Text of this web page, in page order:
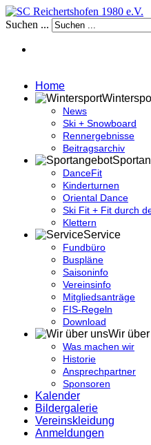
Suchen ...
Home
News
Ski + Snowboard
Rennergebnisse
Beitragsarchiv
DanceFit
Kinderturnen
Oriental Dance
Ski Fit + Fit durch
Klettern
Service
Fundbüro
Buspläne
Saisoninfo
Vereinsinfo
Mitgliedsanträge
FIS-Regeln
Download
Wir
Was machen wir
Historie
Ansprechpartner
Sponsoren
Kalender
Bildergalerie
Vereinskleidung
Anmeldungen